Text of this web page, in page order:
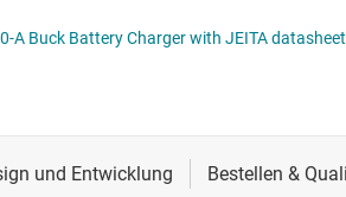
Verstärker
A Buck Battery Charger with JEITA datasheet